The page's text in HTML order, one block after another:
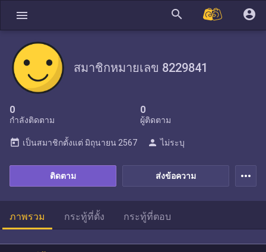
menu search account_circle
สมาชิกหมายเลข 8229841
0
กำลังติดตาม
0
ผู้ติดตาม
ส่งข้อความ
ติดตาม
today เป็นสมาชิกตั้งแต่ มิถุนายน 2567 person ไม่ระบุ
more_horiz
ภาพรวม กระทู้ที่ตั้ง กระทู้ที่ตอบ